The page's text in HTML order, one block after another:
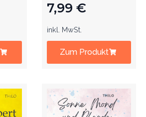
7,99 €
inkl. MwSt.
Zum Produkt